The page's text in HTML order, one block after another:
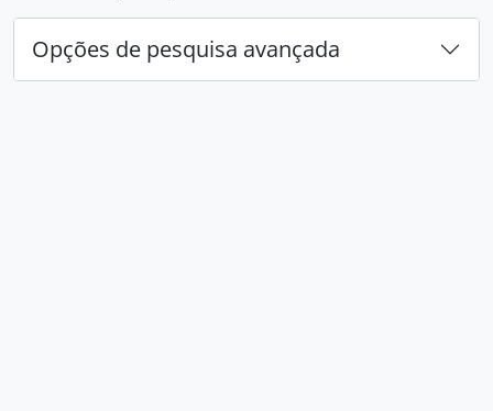
Opções de pesquisa avançada